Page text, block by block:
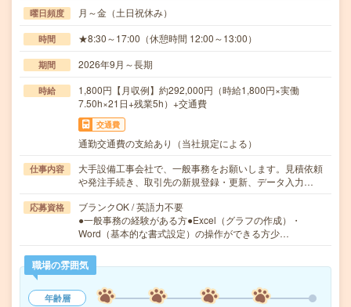
曜日頻度 月～金（土日祝休み）
時間 ★8:30～17:00（休憩時間 12:00～13:00）
期間 2026年9月～長期
時給
1,800円【月収例】約292,000円（時給1,800円×実働
7.50h×21日+残業5h）+交通費
交通費
通勤交通費の支給あり（当社規定による）
仕事内容
大手設備工事会社で、一般事務をお願いします。見積依頼
や発注手続き、取引先の新規登録・更新、データ入力…
応募資格
ブランクOK / 英語力不要
●一般事務の経験がある方●Excel（グラフの作成）・
Word（基本的な書式設定）の操作ができる方少…
職場の雰囲気
年齢層